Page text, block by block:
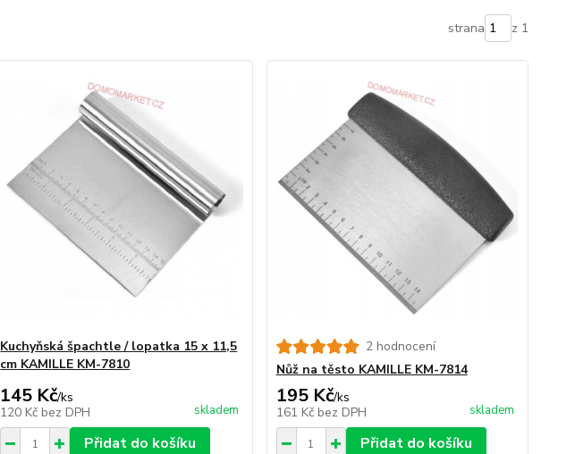
strana z 1
Kuchyňská špachtle / lopatka 15 x 11,5
cm KAMILLE KM-7810
145 Kč/ks
120 Kč bez DPH skladem
Přidat do košíku
2 hodnocení
Nůž na těsto KAMILLE KM-7814
195 Kč/ks
161 Kč bez DPH skladem
Přidat do košíku